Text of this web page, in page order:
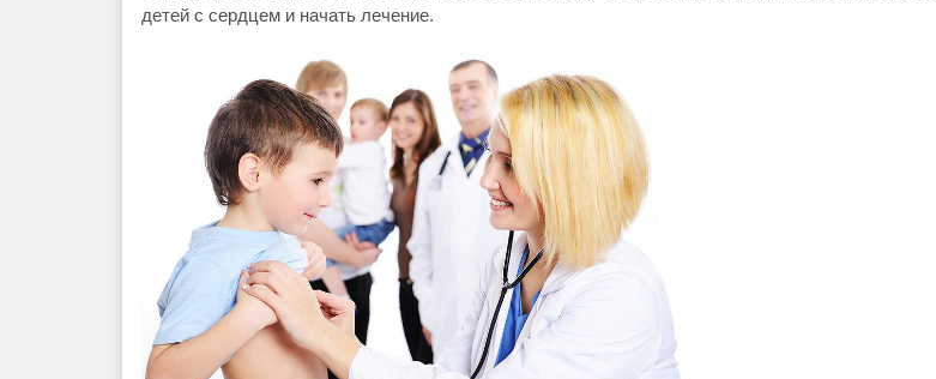
детей с сердцем и начать лечение.